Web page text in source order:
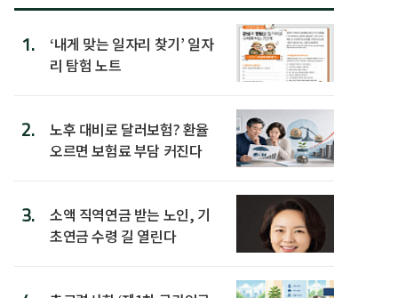
1.
‘내게 맞는 일자리 찾기’ 일자
리 탐험 노트
2.
노후 대비로 달러보험? 환율
오르면 보험료 부담 커진다
3.
소액 직역연금 받는 노인, 기
초연금 수령 길 열린다